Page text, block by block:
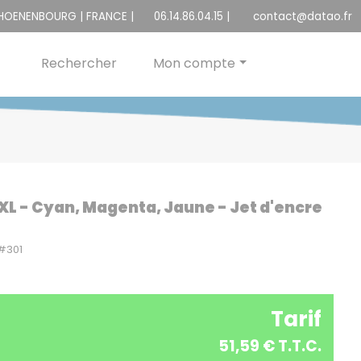
| FRANCE | 06.14.86.04.15 | contact@datao.fr
Rechercher Mon compte
- Cyan, Magenta, Jaune - Jet d'encre
Tarif
51,59 € T.T.C.